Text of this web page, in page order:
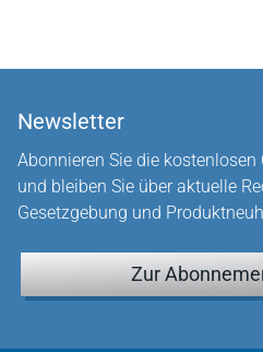
Newsletter
Abonnieren Sie die
und bleiben Sie über aktuelle
Gesetzgebung und
Zur